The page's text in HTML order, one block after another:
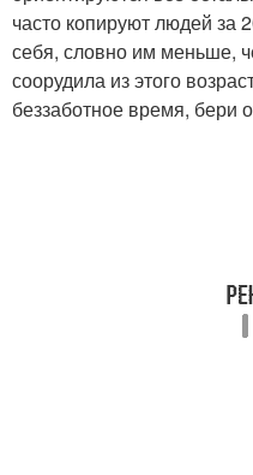
часто копируют людей за
себя, словно им меньше,
соорудила из этого
беззаботное время, бери